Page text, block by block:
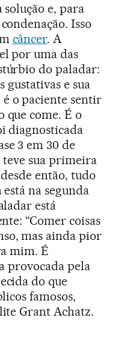
solução e, para
Isso
câncer. A
por uma das
do paladar:
gustativas e sua
o paciente sentir
que come. É o
diagnosticada
3 em 30 de
sua primeira
então, tudo
na segunda
está
“Comer coisas
mas ainda pior
mim. É
provocada pela
do que
famosos,
Grant Achatz.